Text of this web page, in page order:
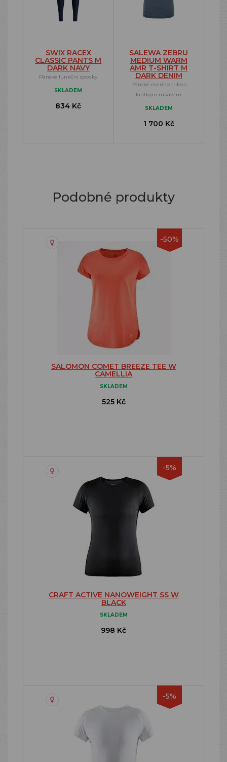
SWIX RACEX
CLASSIC PANTS M
DARK NAVY
Pánské funkční spodky
SKLADEM
834 Kč
SALEWA ZEBRU
MEDIUM WARM
AMR T-SHIRT M
DARK DENIM
Pánské merino triko s
krátkým rukávem
SKLADEM
1 700 Kč
Podobné produkty
-50%
SALOMON COMET BREEZE TEE W
CAMELLIA
SKLADEM
525 Kč
-5%
CRAFT ACTIVE NANOWEIGHT SS W
BLACK
SKLADEM
998 Kč
-5%